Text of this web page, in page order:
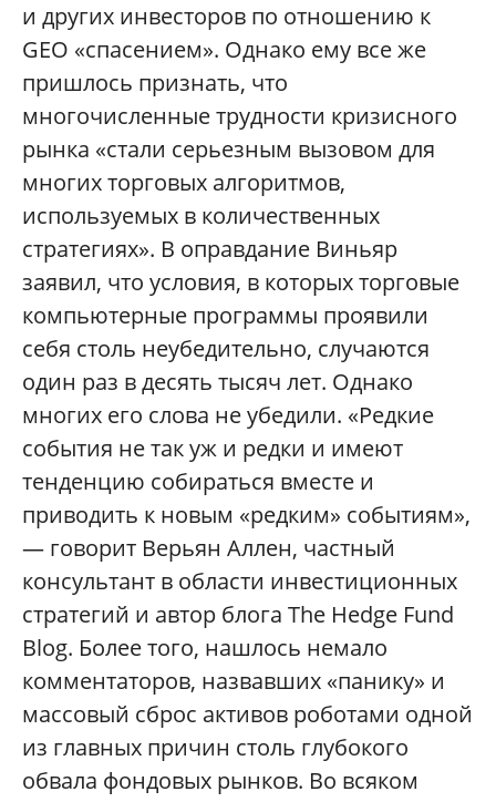
и других инвесторов по отношению к
GEO «спасением». Однако ему все же
пришлось признать, что
многочисленные трудности кризисного
рынка «стали серьезным вызовом для
многих торговых алгоритмов,
используемых в количественных
стратегиях». В оправдание Виньяр
заявил, что условия, в которых торговые
компьютерные программы проявили
себя столь неубедительно, случаются
один раз в десять тысяч лет. Однако
многих его слова не убедили. «Редкие
события не так уж и редки и имеют
тенденцию собираться вместе и
приводить к новым «редким» событиям»,
— говорит Верьян Аллен, частный
консультант в области инвестиционных
стратегий и автор блога The Hedge Fund
Blog. Более того, нашлось немало
комментаторов, назвавших «панику» и
массовый сброс активов роботами одной
из главных причин столь глубокого
обвала фондовых рынков. Во всяком